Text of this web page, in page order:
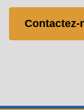
Contactez-